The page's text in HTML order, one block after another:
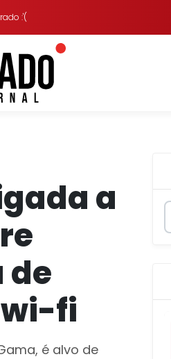
:'(
a
de
fi
é alvo de